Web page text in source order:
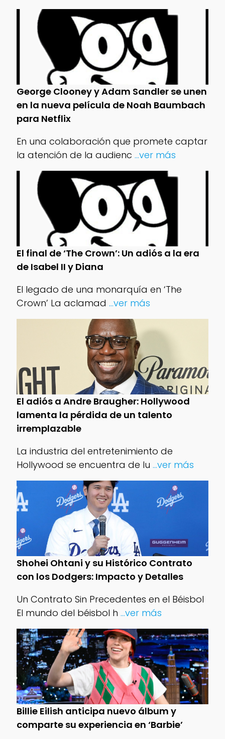
George Clooney y Adam Sandler se unen
en la nueva película de Noah Baumbach
para Netflix
En una colaboración que promete captar
la atención de la audienc ...ver más
El final de ‘The Crown’: Un adiós a la era
de Isabel II y Diana
El legado de una monarquía en ‘The
Crown’ La aclamad ...ver más
El adiós a Andre Braugher: Hollywood
lamenta la pérdida de un talento
irremplazable
La industria del entretenimiento de
Hollywood se encuentra de lu ...ver más
Shohei Ohtani y su Histórico Contrato
con los Dodgers: Impacto y Detalles
Un Contrato Sin Precedentes en el Béisbol
El mundo del béisbol h ...ver más
Billie Eilish anticipa nuevo álbum y
comparte su experiencia en ‘Barbie’